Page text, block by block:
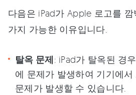
다음은 iPad가 Apple 로고를
가지 가능한 이유입니다.
탈옥 문제: iPad가 탈옥된 경
에 문제가 발생하여 기기에
문제가 발생할 수 있습니다.